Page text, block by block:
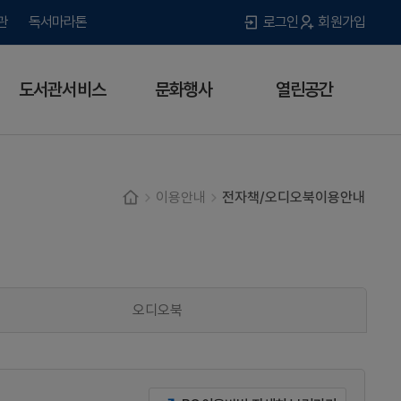
독서마라톤 로그인 회원가입
도서관서비스 문화행사 열린공간
이용안내 전자책/오디오북이용안내
오디오북